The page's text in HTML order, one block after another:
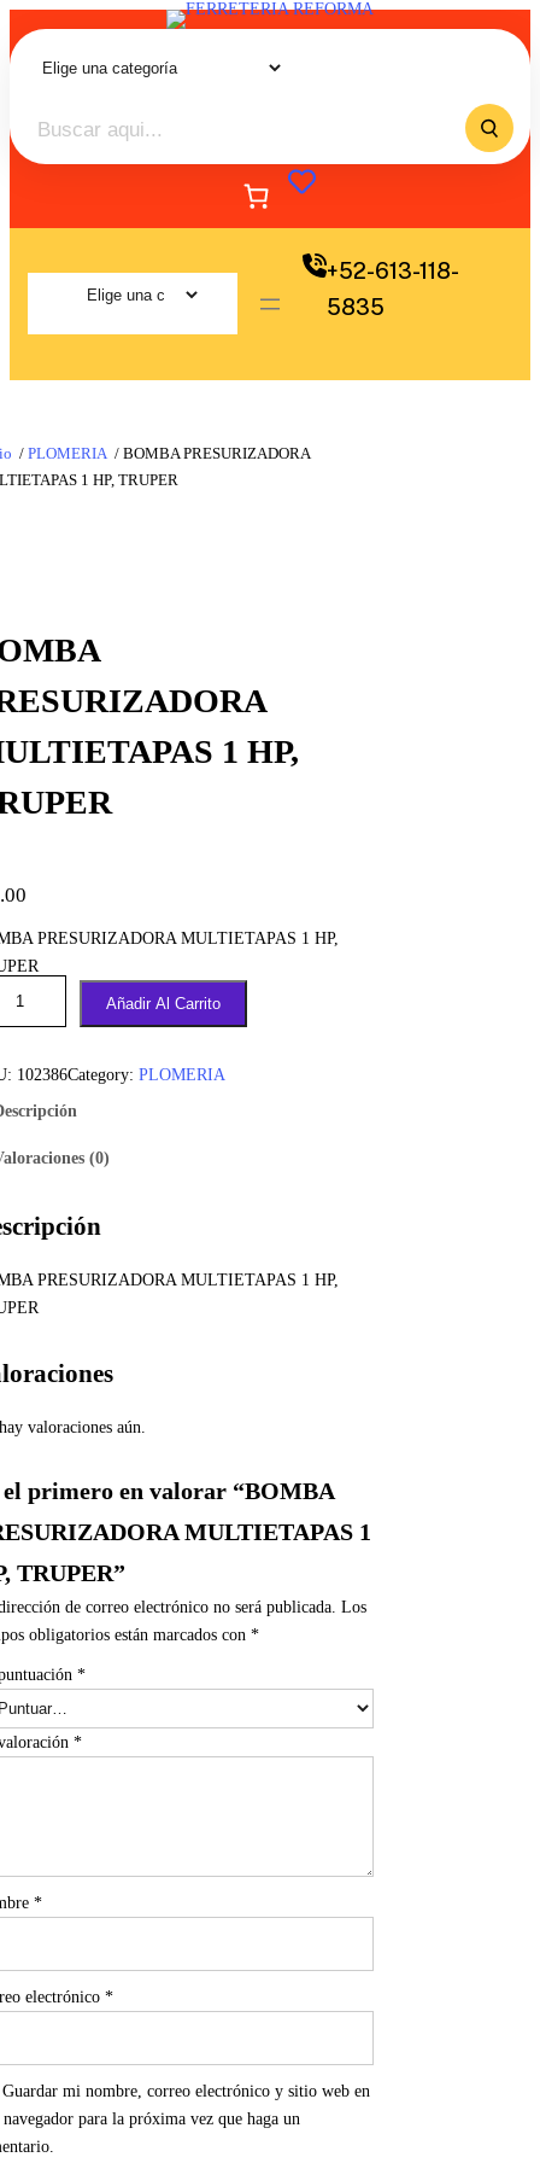
+52-613-118-
5835
/ PLOMERIA / BOMBA PRESURIZADORA
1 HP, TRUPER
1 HP,
PRESURIZADORA MULTIETAPAS 1 HP,
Añadir Al Carrito
102386Category: PLOMERIA
(0)
PRESURIZADORA MULTIETAPAS 1 HP,
valoraciones aún.
el primero en valorar “BOMBA
MULTIETAPAS 1
TRUPER”
de correo electrónico no será publicada. Los
obligatorios están marcados con *
*
*
*
electrónico *
Guardar mi nombre, correo electrónico y sitio web en
navegador para la próxima vez que haga un